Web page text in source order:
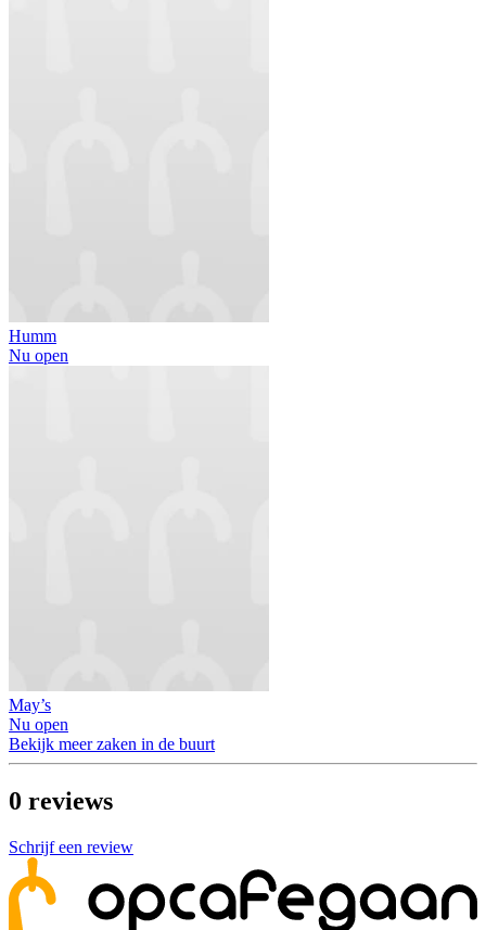
Humm
Nu open
May’s
Nu open
Bekijk meer zaken in de buurt
0 reviews
Schrijf een review